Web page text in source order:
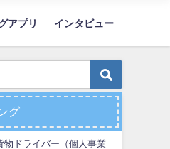
アプリ インタビュー
グ
物ドライバー（個人事業